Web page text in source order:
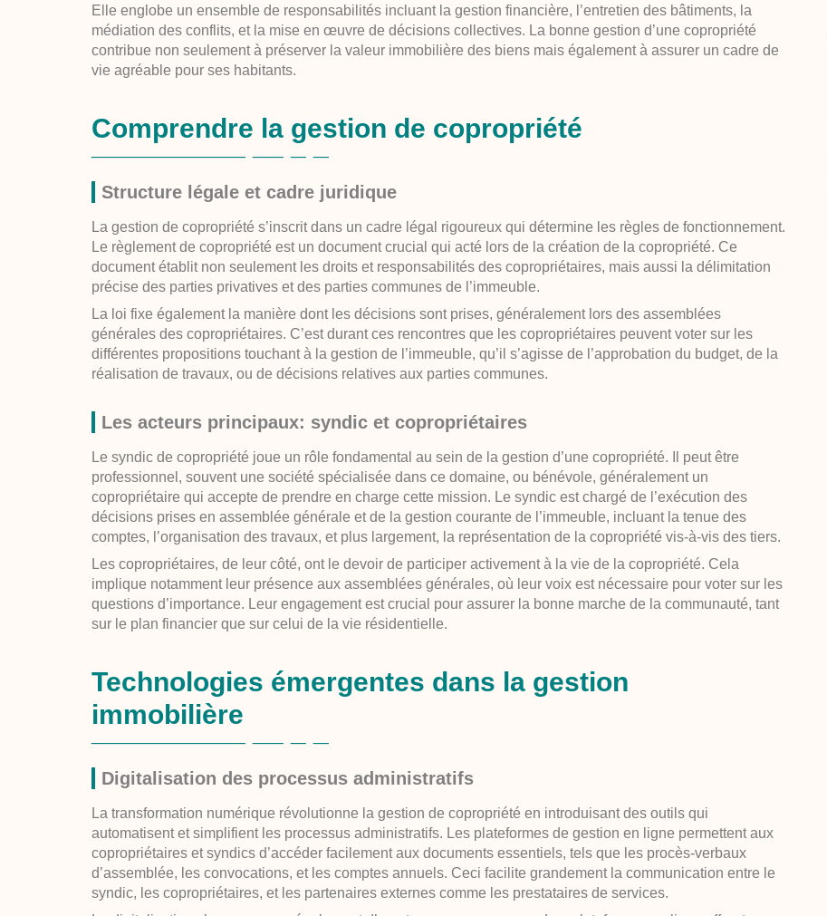
Elle englobe un ensemble de responsabilités incluant la gestion financière, l’entretien des bâtiments, la
médiation des conflits, et la mise en œuvre de décisions collectives. La bonne gestion d’une copropriété
contribue non seulement à préserver la valeur immobilière des biens mais également à assurer un cadre de
vie agréable pour ses habitants.
Comprendre la gestion de copropriété
Structure légale et cadre juridique
La gestion de copropriété s’inscrit dans un cadre légal rigoureux qui détermine les règles de fonctionnement.
Le règlement de copropriété est un document crucial qui acté lors de la création de la copropriété. Ce
document établit non seulement les droits et responsabilités des copropriétaires, mais aussi la délimitation
précise des parties privatives et des parties communes de l’immeuble.
La loi fixe également la manière dont les décisions sont prises, généralement lors des assemblées
générales des copropriétaires. C’est durant ces rencontres que les copropriétaires peuvent voter sur les
différentes propositions touchant à la gestion de l’immeuble, qu’il s’agisse de l’approbation du budget, de la
réalisation de travaux, ou de décisions relatives aux parties communes.
Les acteurs principaux: syndic et copropriétaires
Le syndic de copropriété joue un rôle fondamental au sein de la gestion d’une copropriété. Il peut être
professionnel, souvent une société spécialisée dans ce domaine, ou bénévole, généralement un
copropriétaire qui accepte de prendre en charge cette mission. Le syndic est chargé de l’exécution des
décisions prises en assemblée générale et de la gestion courante de l’immeuble, incluant la tenue des
comptes, l’organisation des travaux, et plus largement, la représentation de la copropriété vis-à-vis des tiers.
Les copropriétaires, de leur côté, ont le devoir de participer activement à la vie de la copropriété. Cela
implique notamment leur présence aux assemblées générales, où leur voix est nécessaire pour voter sur les
questions d’importance. Leur engagement est crucial pour assurer la bonne marche de la communauté, tant
sur le plan financier que sur celui de la vie résidentielle.
Technologies émergentes dans la gestion
immobilière
Digitalisation des processus administratifs
La transformation numérique révolutionne la gestion de copropriété en introduisant des outils qui
automatisent et simplifient les processus administratifs. Les plateformes de gestion en ligne permettent aux
copropriétaires et syndics d’accéder facilement aux documents essentiels, tels que les procès-verbaux
d’assemblée, les convocations, et les comptes annuels. Ceci facilite grandement la communication entre le
syndic, les copropriétaires, et les partenaires externes comme les prestataires de services.